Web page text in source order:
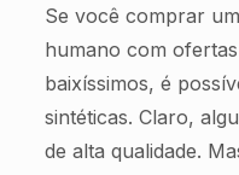
Se você comprar
humano com
baixíssimos, é
sintéticas. Claro,
de alta qualidade.